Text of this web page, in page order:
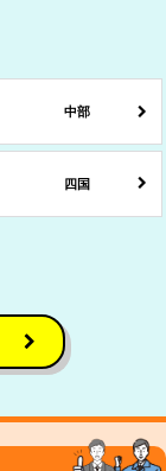
中部
四国